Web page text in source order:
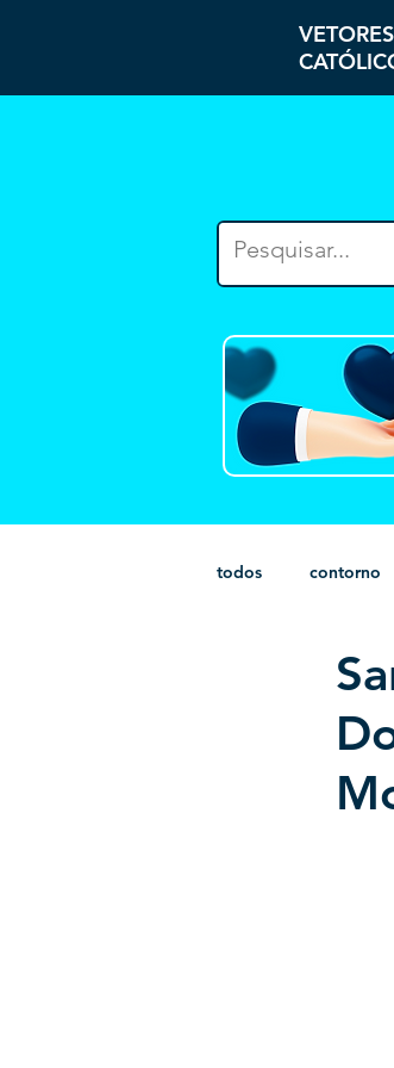
VETORES
todos contorno
monocromático